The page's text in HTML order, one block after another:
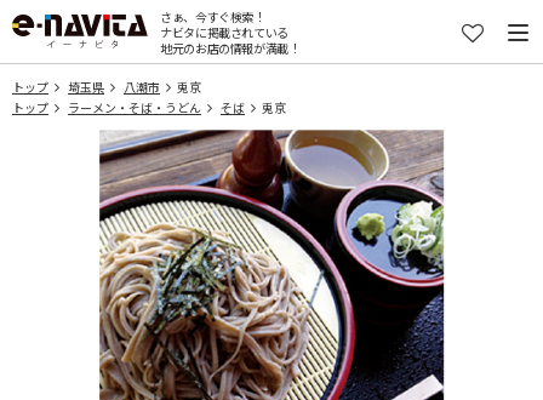
さぁ、今すぐ検索！
ナビタに掲載されている
地元のお店の情報が満載！
トップ 埼玉県 八潮市
兎京
トップ
ラーメン・そば・うどん そば 兎京